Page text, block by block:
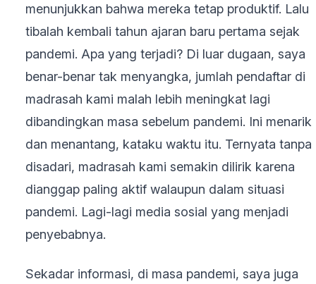
menunjukkan bahwa mereka tetap produktif. Lalu
tibalah kembali tahun ajaran baru pertama sejak
pandemi. Apa yang terjadi? Di luar dugaan, saya
benar-benar tak menyangka, jumlah pendaftar di
madrasah kami malah lebih meningkat lagi
dibandingkan masa sebelum pandemi. Ini menarik
dan menantang, kataku waktu itu. Ternyata tanpa
disadari, madrasah kami semakin dilirik karena
dianggap paling aktif walaupun dalam situasi
pandemi. Lagi-lagi media sosial yang menjadi
penyebabnya.
Sekadar informasi, di masa pandemi, saya juga